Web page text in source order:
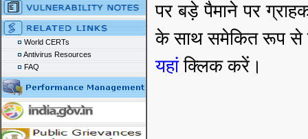
World CERTs
Antivirus Resources
FAQ
पर बड़े पैमाने पर
के साथ समेकित रूप से
यहांक्लिक करें।